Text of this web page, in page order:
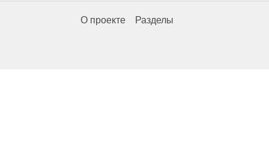
О проекте Разделы